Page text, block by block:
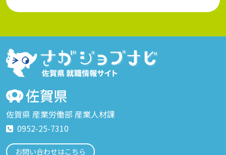
佐賀県 産業労働部 産業人材課
0952-25-7310
お問い合わせはこちら